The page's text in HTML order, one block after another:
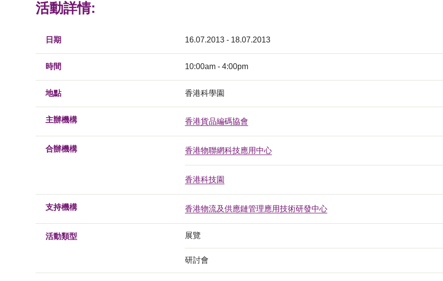
活動詳情:
日期 16.07.2013 - 18.07.2013
時間 10:00am - 4:00pm
地點 香港科學園
主辦機構 香港貨品編碼協會
合辦機構 香港物聯網科技應用中心
香港科技園
支持機構 香港物流及供應鏈管理應用技術研發中心
活動類型 展覽
研討會